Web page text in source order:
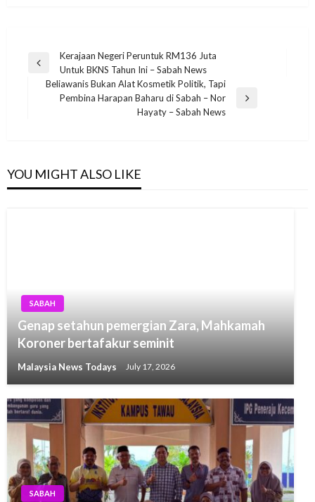
Post
navigation
Previous
Post
Kerajaan Negeri Peruntuk RM136 Juta
Untuk BKNS Tahun Ini – Sabah News
Next
Beliawanis Bukan Alat Kosmetik Politik, Tapi
Pembina Harapan Baharu di Sabah – Nor
Hayaty – Sabah News
YOU MIGHT ALSO LIKE
SABAH
Genap setahun pemergian Zara, Mahkamah
Koroner bertafakur seminit
Malaysia News Todays July 17, 2026
SABAH